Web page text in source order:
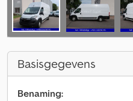
Basisgegevens
Benaming: